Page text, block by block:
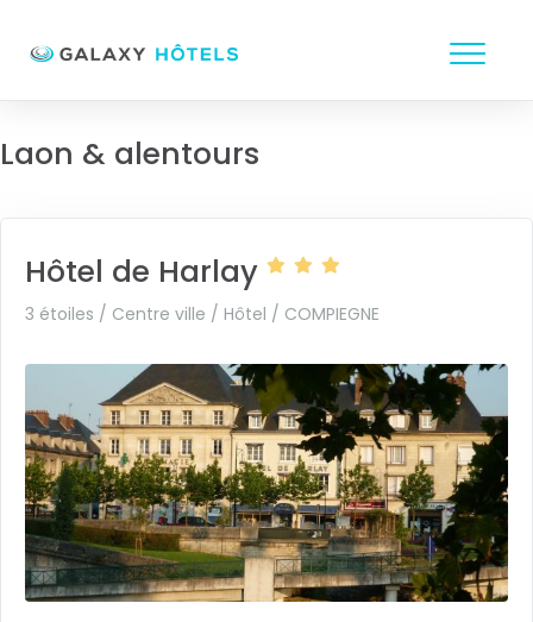
Laon & alentours
Hôtel de Harlay
3 étoiles / Centre ville / Hôtel / COMPIEGNE